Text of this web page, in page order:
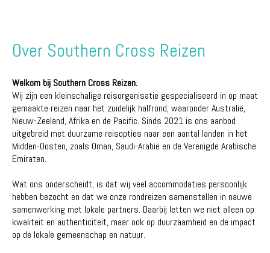
Over Southern Cross Reizen
Welkom bij Southern Cross Reizen.
Wij zijn een kleinschalige reisorganisatie gespecialiseerd in op maat
gemaakte reizen naar het zuidelijk halfrond, waaronder Australië,
Nieuw-Zeeland, Afrika en de Pacific. Sinds 2021 is ons aanbod
uitgebreid met duurzame reisopties naar een aantal landen in het
Midden-Oosten, zoals Oman, Saudi-Arabië en de Verenigde Arabische
Emiraten.
Wat ons onderscheidt, is dat wij veel accommodaties persoonlijk
hebben bezocht en dat we onze rondreizen samenstellen in nauwe
samenwerking met lokale partners. Daarbij letten we niet alleen op
kwaliteit en authenticiteit, maar ook op duurzaamheid en de impact
op de lokale gemeenschap en natuur.